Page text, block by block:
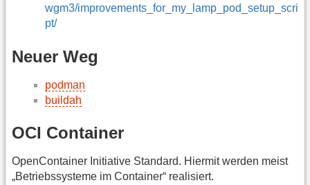
wgm3/improvements_for_my_lamp_pod_setup_scri
pt/
Neuer Weg
podman
buildah
OCI Container
OpenContainer Initiative Standard. Hiermit werden meist
„Betriebssysteme im Container“ realisiert.